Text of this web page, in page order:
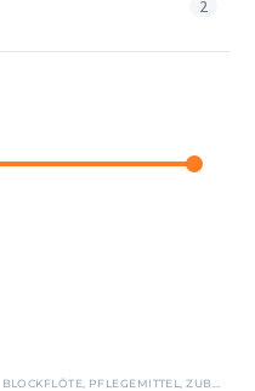
2
BLOCKFLÖTE PFLEGEMITTEL ,ZUBEHÖR